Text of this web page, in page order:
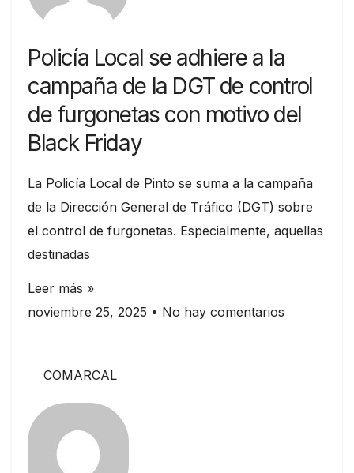
Policía Local se adhiere a la
campaña de la DGT de control
de furgonetas con motivo del
Black Friday
La Policía Local de Pinto se suma a la campaña
de la Dirección General de Tráfico (DGT) sobre
el control de furgonetas. Especialmente, aquellas
destinadas
Leer más »
noviembre 25, 2025
No hay comentarios
COMARCAL